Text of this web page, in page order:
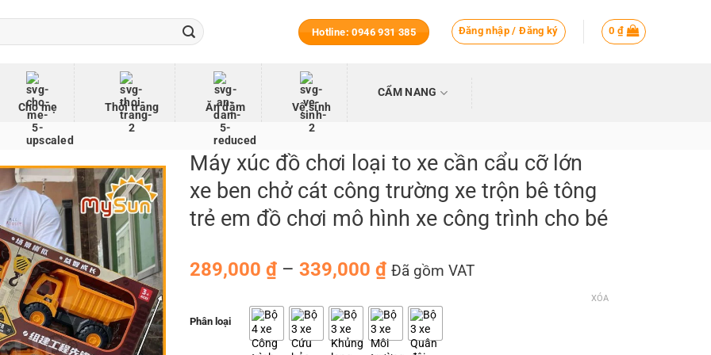
Hotline: 0946 931 385 Đăng nhập / Đăng ký 0 ₫
Cho mẹ Thời trang Ăn dặm Vệ sinh
CẨM NANG
Máy xúc đồ chơi loại to xe cần cẩu cỡ lớn
xe ben chở cát công trường xe trộn bê tông
trẻ em đồ chơi mô hình xe công trình cho bé
289,000 ₫ – 339,000 ₫Khoảng
từ
289,000 ₫
đến
Đã gồm VAT
Phân loại
XÓA